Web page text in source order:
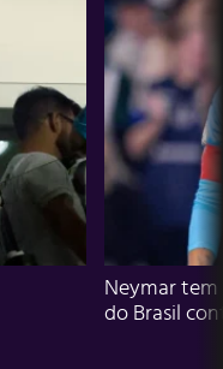
Neymar
do Brasil